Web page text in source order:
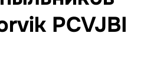
PCVJBI